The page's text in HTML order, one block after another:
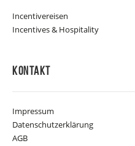
Incentivereisen
Incentives & Hospitality
Kontakt
Impressum
Datenschutzerklärung
AGB